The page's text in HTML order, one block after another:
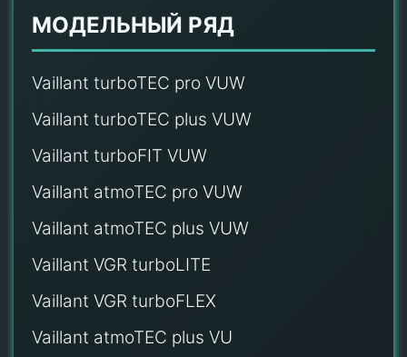
МОДЕЛЬНЫЙ РЯД
Vaillant turboTEC pro VUW
Vaillant turboTEC plus VUW
Vaillant turboFIT VUW
Vaillant atmoTEC pro VUW
Vaillant atmoTEC plus VUW
Vaillant VGR turboLITE
Vaillant VGR turboFLEX
Vaillant atmoTEC plus VU